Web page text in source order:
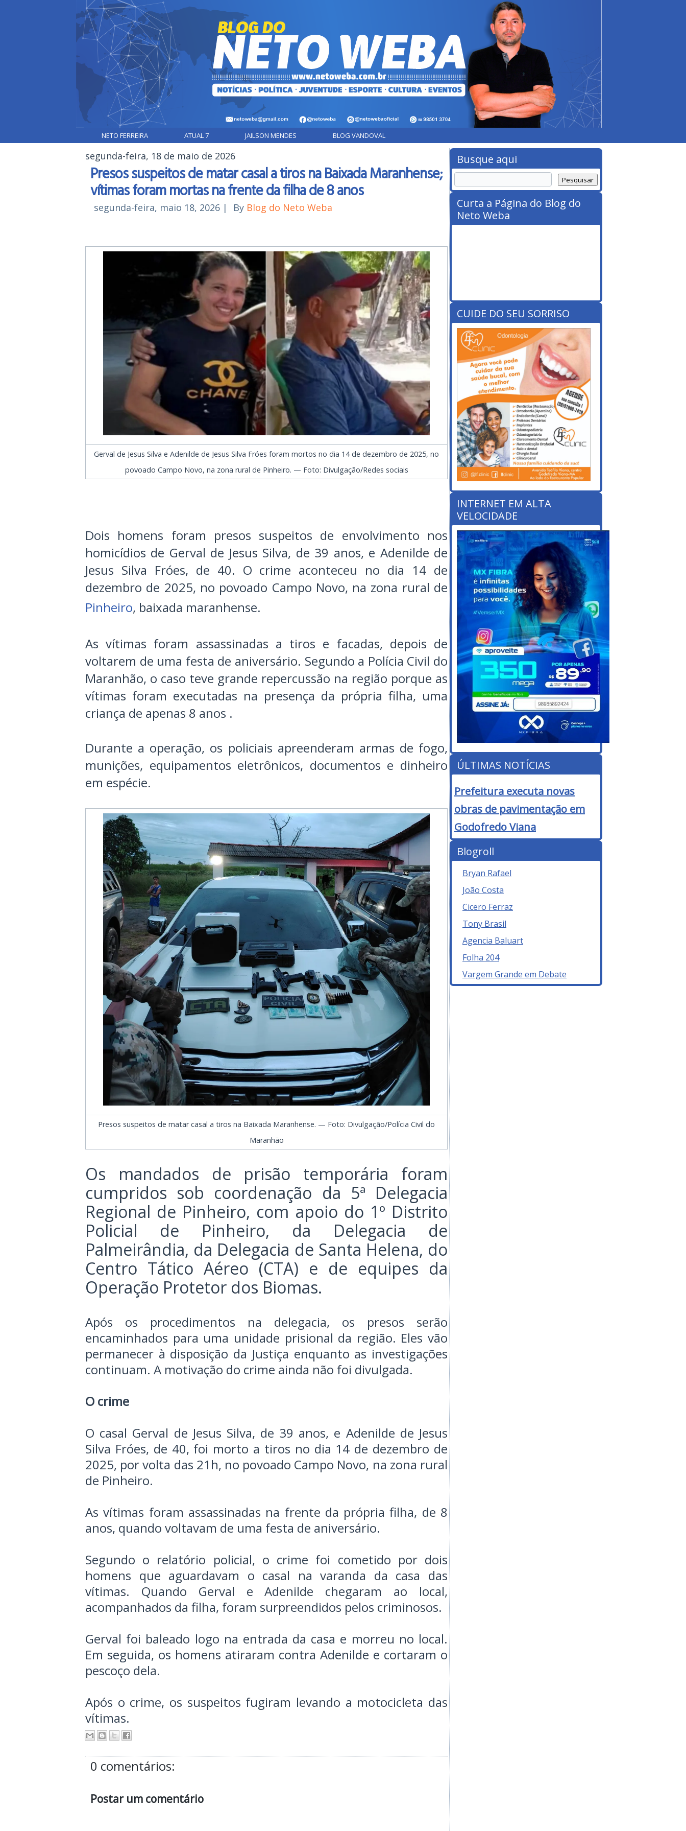
NETO FERREIRA ATUAL 7 JAILSON MENDES BLOG VANDOVAL
segunda-feira, 18 de maio de 2026
Presos suspeitos de matar casal a tiros na Baixada Maranhense;
vítimas foram mortas na frente da filha de 8 anos
segunda-feira, maio 18, 2026 | By Blog do Neto Weba
Gerval de Jesus Silva e Adenilde de Jesus Silva Fróes foram mortos no dia 14 de dezembro de 2025, no
povoado Campo Novo, na zona rural de Pinheiro. — Foto: Divulgação/Redes sociais
Dois homens foram presos suspeitos de envolvimento nos
homicídios de Gerval de Jesus Silva, de 39 anos, e Adenilde de
Jesus Silva Fróes, de 40. O crime aconteceu no dia 14 de
dezembro de 2025, no povoado Campo Novo, na zona rural de
Pinheiro, baixada maranhense.
As vítimas foram assassinadas a tiros e facadas, depois de
voltarem de uma festa de aniversário. Segundo a Polícia Civil do
Maranhão, o caso teve grande repercussão na região porque as
vítimas foram executadas na presença da própria filha, uma
criança de apenas 8 anos .
Durante a operação, os policiais apreenderam armas de fogo,
munições, equipamentos eletrônicos, documentos e dinheiro
em espécie.
Presos suspeitos de matar casal a tiros na Baixada Maranhense. — Foto: Divulgação/Polícia Civil do
Maranhão
Os mandados de prisão temporária foram
cumpridos sob coordenação da 5ª Delegacia
Regional de Pinheiro, com apoio do 1º Distrito
Policial de Pinheiro, da Delegacia de
Palmeirândia, da Delegacia de Santa Helena, do
Centro Tático Aéreo (CTA) e de equipes da
Operação Protetor dos Biomas.
Após os procedimentos na delegacia, os presos serão
encaminhados para uma unidade prisional da região. Eles vão
permanecer à disposição da Justiça enquanto as investigações
continuam. A motivação do crime ainda não foi divulgada.
O crime
O casal Gerval de Jesus Silva, de 39 anos, e Adenilde de Jesus
Silva Fróes, de 40, foi morto a tiros no dia 14 de dezembro de
2025, por volta das 21h, no povoado Campo Novo, na zona rural
de Pinheiro.
As vítimas foram assassinadas na frente da própria filha, de 8
anos, quando voltavam de uma festa de aniversário.
Segundo o relatório policial, o crime foi cometido por dois
homens que aguardavam o casal na varanda da casa das
vítimas. Quando Gerval e Adenilde chegaram ao local,
acompanhados da filha, foram surpreendidos pelos criminosos.
Gerval foi baleado logo na entrada da casa e morreu no local.
Em seguida, os homens atiraram contra Adenilde e cortaram o
pescoço dela.
Após o crime, os suspeitos fugiram levando a motocicleta das
vítimas.
0 comentários:
Postar um comentário
Busque aqui
Curta a Página do Blog do
Neto Weba
CUIDE DO SEU SORRISO
INTERNET EM ALTA
VELOCIDADE
ÚLTIMAS NOTÍCIAS
Prefeitura executa novas
obras de pavimentação em
Godofredo Viana
Blogroll
Bryan Rafael
João Costa
Cicero Ferraz
Tony Brasil
Agencia Baluart
Folha 204
Vargem Grande em Debate